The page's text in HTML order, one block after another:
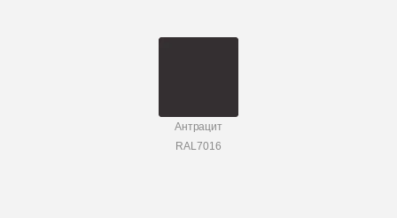
Антрацит
RAL7016